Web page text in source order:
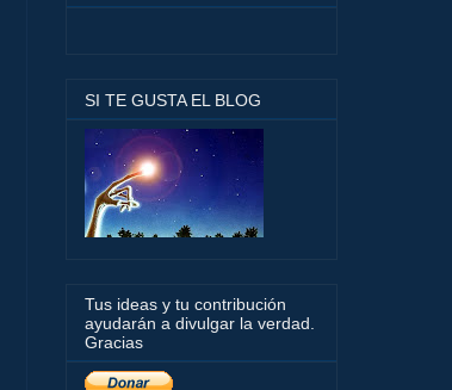
SI TE GUSTA EL BLOG
Tus ideas y tu contribución
ayudarán a divulgar la verdad.
Gracias